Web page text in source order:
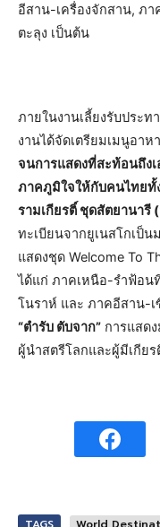
อีสาน-เครื่องจักสาน, ภ
ตะลุง เป็นต้น
ภายในงานเลี้ยงรับประ
งานได้จัดเตรียมเมนูอา
จนการแสดงที่สะท้อนถึง
ภาคภูมิใจให้กับคนไทยทั้
รามเกียรติ์ ชุดสัตยานารี
ทะเบียนจากยูเนสโกเป็
แสดงชุด Welcome To
ได้แก่ ภาคเหนือ-รำฟ้อน
โนราห์ และ ภาคอีสาน-เ
“ตำรับ ตับจาก” การแสด
ผู้นำสตรีโลกและผู้มีเกีย